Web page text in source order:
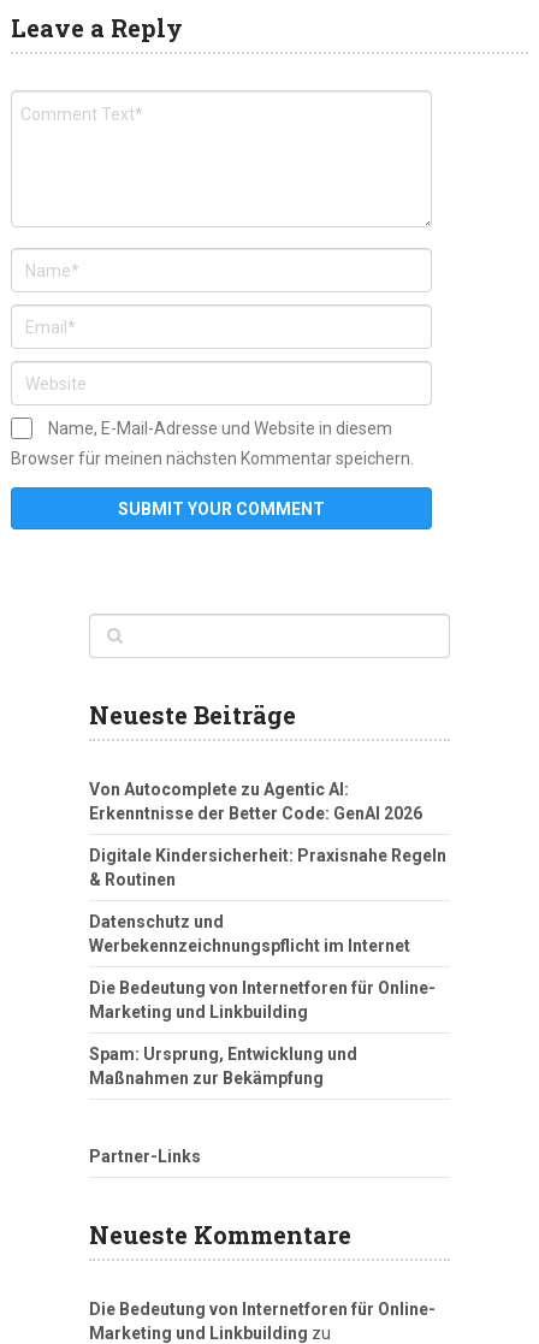
Leave a Reply
Name, E-Mail-Adresse und Website in diesem
Browser für meinen nächsten Kommentar speichern.
Neueste Beiträge
Von Autocomplete zu Agentic AI:
Erkenntnisse der Better Code: GenAI 2026
Digitale Kindersicherheit: Praxisnahe Regeln
& Routinen
Datenschutz und
Werbekennzeichnungspflicht im Internet
Die Bedeutung von Internetforen für Online-
Marketing und Linkbuilding
Spam: Ursprung, Entwicklung und
Maßnahmen zur Bekämpfung
Partner-Links
Neueste Kommentare
Die Bedeutung von Internetforen für Online-
Marketing und Linkbuilding zu